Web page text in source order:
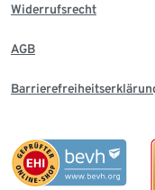
Widerrufsrecht
AGB